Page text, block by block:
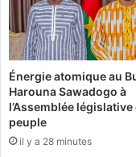
b
u
r
k
i
n
a
b
è
i
e
n
n
e
2
0
1
Énergie atomique au
Harouna Sawadogo à
l’Assemblée législative
peuple
il y a 28 minutes